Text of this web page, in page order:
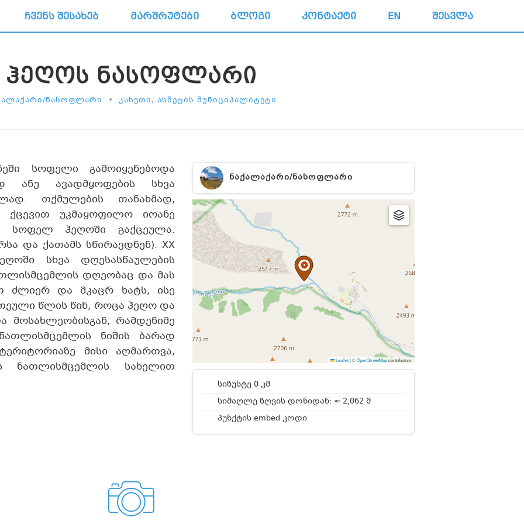
ᲩᲕᲔᲜᲡ ᲨᲔᲡᲐᲮᲔᲑ ᲛᲐᲠᲨᲠᲣᲢᲔᲑᲘ ᲑᲚᲝᲒᲘ ᲙᲝᲜᲢᲐᲥᲢᲘ EN ᲨᲔᲡᲕᲚᲐ
ᲰᲔᲦᲝᲡ ᲜᲐᲡᲝᲤᲚᲐᲠᲘ
ᲜᲐᲡᲝᲤᲚᲐᲠᲘ • ᲙᲐᲮᲔᲗᲘ, ᲐᲮᲛᲔᲢᲘᲡ ᲛᲣᲜᲘᲪᲘᲞᲐᲚᲘᲢᲔᲢᲘ
ᲜᲐᲥᲐᲚᲐᲥᲐᲠᲘ/ᲜᲐᲡᲝᲤᲚᲐᲠᲘ
Leaflet|©OpenStreetMapcontributors
სიზუსტე 0 კმ
სიმაღლე ზღვის დონიდან: ≈ 2,062 მ
პუნქტის embed კოდი
სოფელი გამოიყენებოდა
ანუ ავადმყოფების სხვა
თქმულების თანახმად,
ქცევით უკმაყოფილო იოანე
სოფელ ჰეღოში გაქცეულა.
და ქათამს სწირავდნენ). XX
სხვა დღესასწაულების
დღეობაც და მას
ძლიერ და მკაცრ ხატს, ისე
წლის წინ, როცა ჰეღო და
რამდენიმე
ნიშის ბარად
მისი აღმართვა,
სახელით